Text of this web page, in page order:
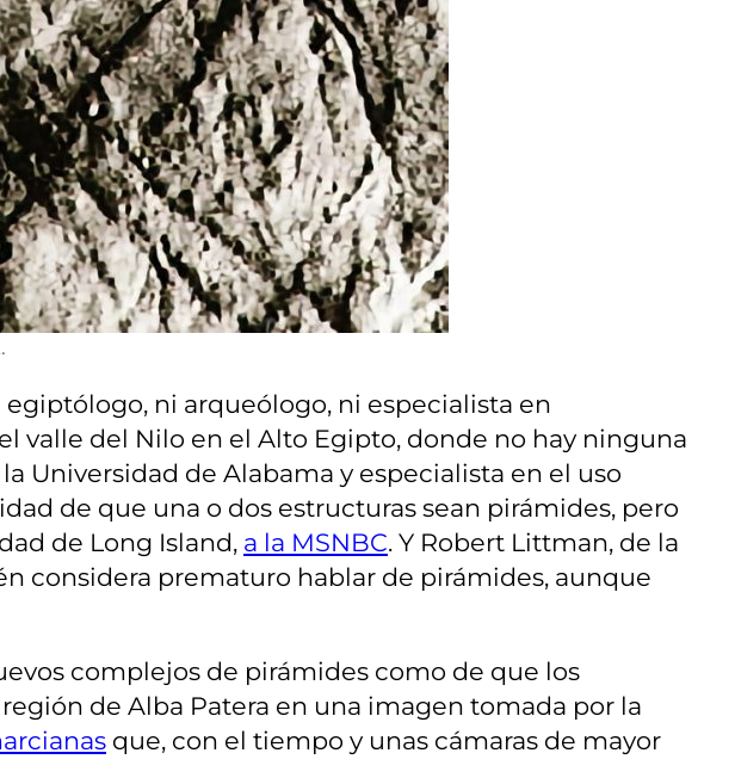
ni arqueólogo, ni especialista en
valle del Nilo en el Alto Egipto, donde no hay ninguna
Universidad de Alabama y especialista en el uso
de que una o dos estructuras sean pirámides, pero
de Long Island, a la MSNBC. Y Robert Littman, de la
considera prematuro hablar de pirámides, aunque
complejos de pirámides como de que los
de Alba Patera en una imagen tomada por la
que, con el tiempo y unas cámaras de mayor